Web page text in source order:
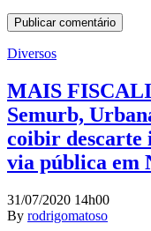
Diversos
MAIS
Semurb,
coibir descarte
via pública em
31/07/2020 14h00
By rodrigomatoso